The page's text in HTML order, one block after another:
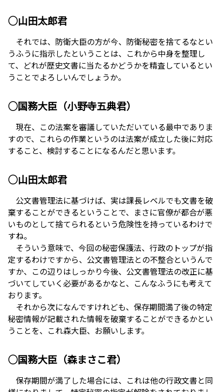
○山田太郎君
それでは、防衛大臣の方が今、防衛秘密を捨てるなとい
うふうに指示したということは、これから中身を整理し
て、どれが歴史文書に当たるかどうかを精査しているとい
うことでよろしいんでしょうか。
○国務大臣（小野寺五典君）
現在、この法案を審議していただいている最中でありま
すので、これらの作業というのは法案が成立した後に対応
すること、検討することになるんだと思います。
○山田太郎君
公文書管理法に基づけば、実は課長レベルでも文書を破
棄することができるということで、まさに官僚が都合が悪
いものとして捨てられるという危険性を持っているわけで
すね。
そういう意味で、今回の秘密保護法、行政のトップが指
定するわけですから、公文書管理法との不整合というんで
すか、この辺りはしっかり今後、公文書管理法の改正に基
づいてしていく必要があるかなと、こんなふうにも考えて
おります。
それから次になんですけれども、保存期間満了後の特定
秘密情報が記載された情報を破棄することができるかとい
うことを、これ森大臣、お願いします。
○国務大臣（森まさこ君）
保存期間が満了した場合には、これは他の行政文書と同